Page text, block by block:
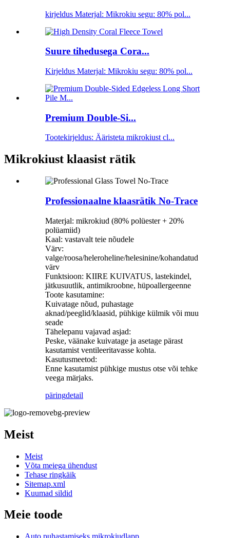
kirjeldus Materjal: Mikrokiu segu: 80% pol...
Suure tihedusega Cora...
Kirjeldus Materjal: Mikrokiu segu: 80% pol...
Premium Double-Si...
Tootekirjeldus: Ääristeta mikrokiust cl...
Mikrokiust klaasist rätik
Professionaalne klaasrätik No-Trace
Materjal: mikrokiud (80% polüester + 20%
polüamiid)
Kaal: vastavalt teie nõudele
Värv:
valge/roosa/heleroheline/helesinine/kohandatud
värv
Funktsioon: KIIRE KUIVATUS, lastekindel,
jätkusuutlik, antimikroobne, hüpoallergeenne
Toote kasutamine:
Kuivatage nõud, puhastage
aknad/peeglid/klaasid, pühkige külmik või muu
seade
Tähelepanu vajavad asjad:
Peske, väänake kuivatage ja asetage pärast
kasutamist ventileeritavasse kohta.
Kasutusmeetod:
Enne kasutamist pühkige mustus otse või tehke
veega märjaks.
päringdetail
Meist
Meist
Võta meiega ühendust
Tehase ringkäik
Sitemap.xml
Kuumad sildid
Meie toode